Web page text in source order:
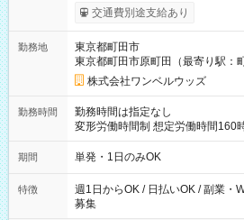
いOK！（規定あり） ┗働いたそ
ンビニATMから 日払い分を引き落とせます！
交通費別途支給あり
勤務地
東京都町田市
東京都町田市原町田（最寄り駅：
株式会社ワンベルウッズ
勤務時間
勤務時間は指定なし
変形労働時間制 想定労働時間160時間/月 【シフト例
～21：00
期間 単発・1日のみOK
特徴
週1日からOK / 日払いOK / 副業・
募集